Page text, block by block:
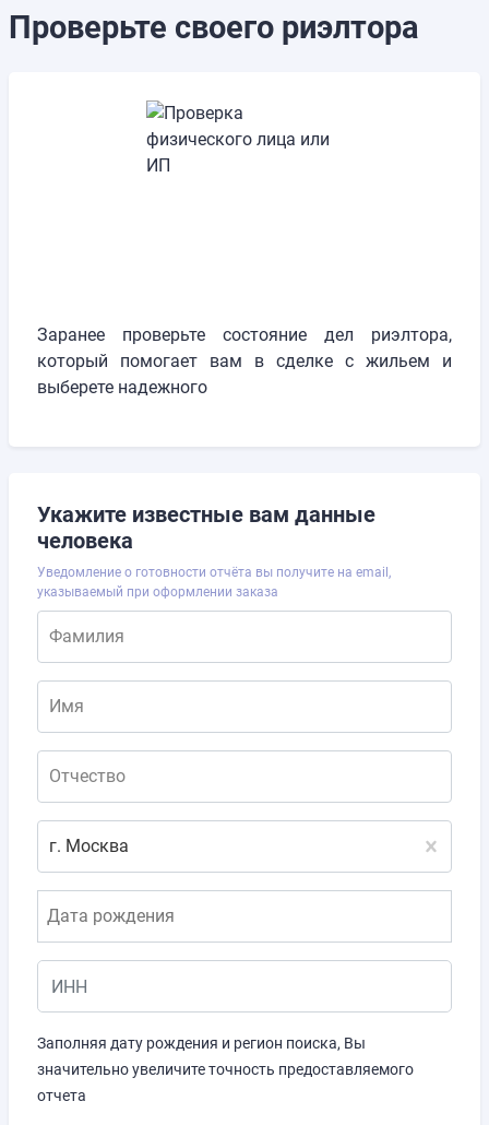
Проверьте своего риэлтора
Заранее проверьте состояние дел риэлтора,
который помогает вам в сделке с жильем и
выберете надежного
Укажите известные вам данные
человека
Уведомление о готовности отчёта вы получите на email,
указываемый при оформлении заказа
Фамилия
Имя
Отчество
г. Москва
Заполняя дату рождения и регион поиска, Вы
значительно увеличите точность предоставляемого
отчета